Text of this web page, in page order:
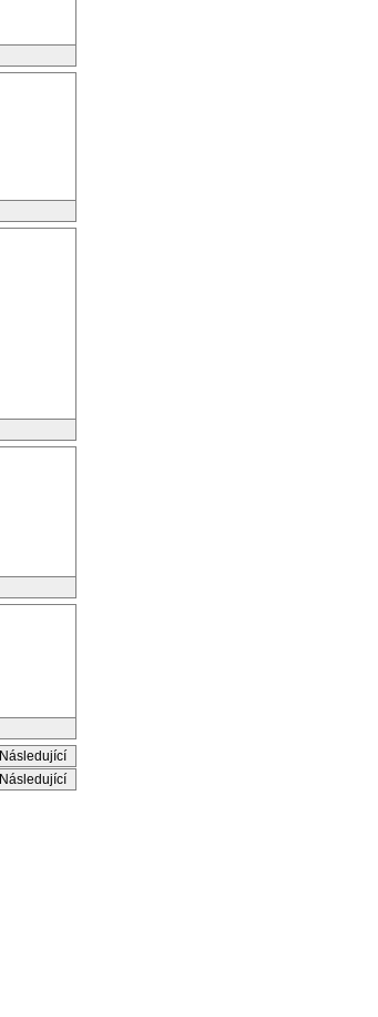
Následující
Následující